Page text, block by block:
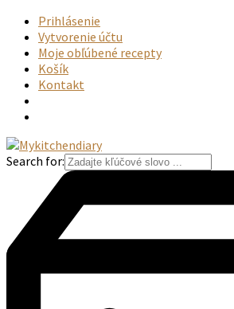
Prihlásenie
Vytvorenie účtu
Moje obľúbené recepty
Košík
Kontakt
Search for: